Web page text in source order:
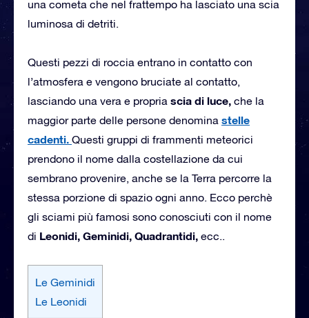
una cometa che nel frattempo ha lasciato una scia
luminosa di detriti.
Questi pezzi di roccia entrano in contatto con
l’atmosfera e vengono bruciate al contatto,
lasciando una vera e propria scia di luce, che la
maggior parte delle persone denomina stelle
cadenti. Questi gruppi di frammenti meteorici
prendono il nome dalla costellazione da cui
sembrano provenire, anche se la Terra percorre la
stessa porzione di spazio ogni anno. Ecco perchè
gli sciami più famosi sono conosciuti con il nome
di Leonidi, Geminidi, Quadrantidi, ecc..
Le Geminidi
Le Leonidi